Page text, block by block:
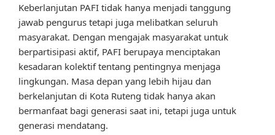
Keberlanjutan PAFI tidak hanya menjadi tanggung
jawab pengurus tetapi juga melibatkan seluruh
masyarakat. Dengan mengajak masyarakat untuk
berpartisipasi aktif, PAFI berupaya menciptakan
kesadaran kolektif tentang pentingnya menjaga
lingkungan. Masa depan yang lebih hijau dan
berkelanjutan di Kota Ruteng tidak hanya akan
bermanfaat bagi generasi saat ini, tetapi juga untuk
generasi mendatang.